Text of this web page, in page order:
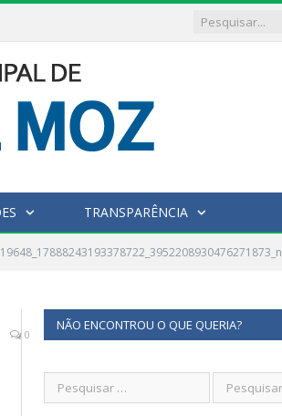
TRANSPARÊNCIA
0
NÃO ENCONTROU O QUE QUERIA?